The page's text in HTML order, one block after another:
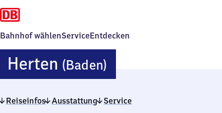
Bahnhof wählenServiceEntdecken
Herten (Baden)
(Baden)
Reiseinfos Ausstattung Service